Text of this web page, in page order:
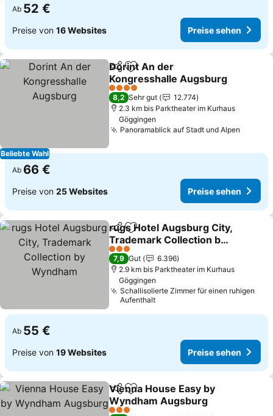
Ab 52 €
Preise von 16 Websites Preise sehen
Beliebte Wahl
TeilenZu Favoriten hinzufügen
Dorint An der
Kongresshalle Augsburg
Preise sehen
4 Sterne
8,2 Sehr gut
12.774
2.3 km bis Parktheater im Kurhaus
Göggingen
Panoramablick auf Stadt und Alpen
Ab 66 €
Preise von 25 Websites Preise sehen
TeilenZu Favoriten hinzufügen
rugs Hotel Augsburg City,
Trademark Collection by
Wyndham
Preise sehen
3 Sterne
7,9 Gut
6.396
2.9 km bis Parktheater im Kurhaus
Göggingen
Schallisolierte Zimmer für einen ruhigen
Aufenthalt
Ab 55 €
Preise von 19 Websites Preise sehen
TeilenZu Favoriten hinzufügen
Vienna House Easy by
Wyndham Augsburg
Preise sehen
3 Sterne